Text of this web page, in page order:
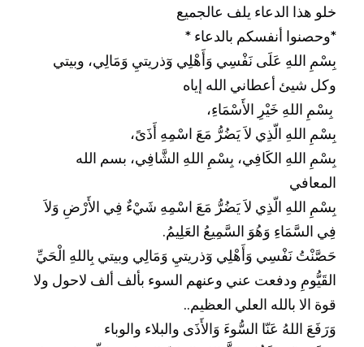
اقتباسات
فوائد قرآنية
قالوا عنها
خلو هذا الدعاء يلف عالجميع
*وحصنوا أنفسكم بالدعاء *
وكل شيئ أعطاني الله إياه
بِسْمِ اللهِ الّذِي لاَ يَضُرُّ مَعَ اسْمِهِ أَذَىً،
المعافي
بِسْمِ اللهِ الّذِي لاَ يَضُرُّ مَعَ اسْمِهِ شَيْءٌ فِي الأَرْضِ وَلاَ
فِي السَّمَاءِ وَهُوَ السَّمِيعُ العَلِيمُ.
قوة الا بالله العلي العظيم..
وَرَفَعَ اللهُ عَنّا السُّوءَ وَالأَذَى والبلاء والوباء